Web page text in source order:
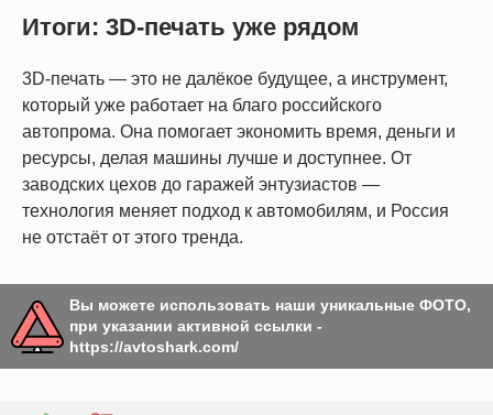
Итоги: 3D-печать уже рядом
3D-печать — это не далёкое будущее, а инструмент,
который уже работает на благо российского
автопрома. Она помогает экономить время, деньги и
ресурсы, делая машины лучше и доступнее. От
заводских цехов до гаражей энтузиастов —
технология меняет подход к автомобилям, и Россия
не отстаёт от этого тренда.
Вы можете использовать наши уникальные ФОТО,
при указании активной ссылки -
https://avtoshark.com/